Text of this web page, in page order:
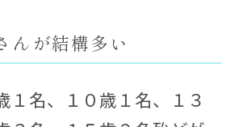
んが結構多い
１名、１０歳１名、１３